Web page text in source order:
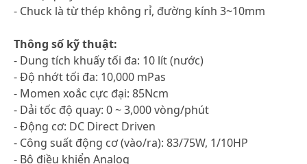
- Chuck là từ thép không rỉ, đường kính 3~10mm
Thông số kỹ thuật:
- Dung tích khuấy tối đa: 10 lít (nước)
- Độ nhớt tối đa: 10,000 mPas
- Momen xoắc cực đại: 85Ncm
- Dải tốc độ quay: 0 ~ 3,000 vòng/phút
- Động cơ: DC Direct Driven
- Công suất động cơ (vào/ra): 83/75W, 1/10HP
- Bộ điều khiển Analog